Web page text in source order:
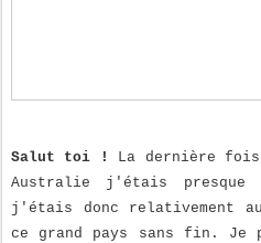
Salut toi !
La dernière
Australie j'étais
j'étais donc relativement
ce grand pays sans fin. Je